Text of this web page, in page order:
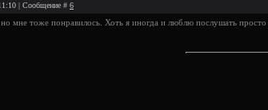
| Сообщение # 6
мне тоже понравилось. Хоть я иногда и люблю послушать